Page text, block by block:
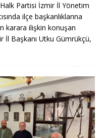
Partisi İzmir İl Yönetim
ilçe başkanlıklarına
karara ilişkin konuşan
İl Başkanı Utku Gümrükçü,